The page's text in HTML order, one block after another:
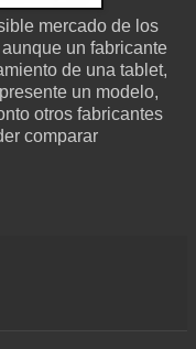
mercado de los
un fabricante
de una tablet,
un modelo,
otros fabricantes
comparar